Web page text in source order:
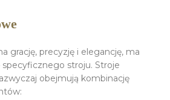
grację, precyzję i elegancję, ma
stroju. Stroje
obejmują kombinację